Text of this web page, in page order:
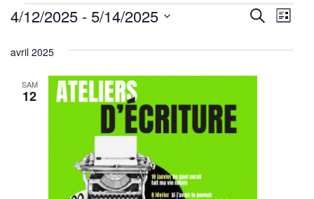
Évènements
et
Recherche
Liste
4/12/2025 - 5/14/2025
une
avril 2025
SAM
12